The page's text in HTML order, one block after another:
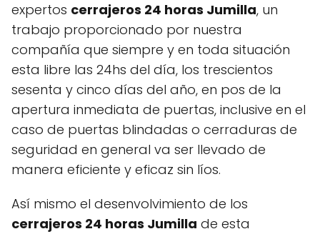
expertos cerrajeros 24 horas Jumilla, un
trabajo proporcionado por nuestra
compañía que siempre y en toda situación
esta libre las 24hs del día, los trescientos
sesenta y cinco días del año, en pos de la
apertura inmediata de puertas, inclusive en el
caso de puertas blindadas o cerraduras de
seguridad en general va ser llevado de
manera eficiente y eficaz sin líos.
Así mismo el desenvolvimiento de los
cerrajeros 24 horas Jumilla de esta